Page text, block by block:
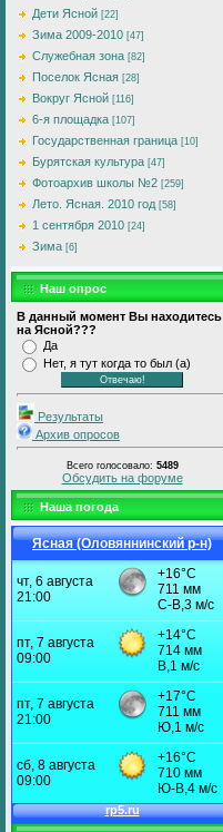
Дети Ясной [22]
Зима 2009-2010 [47]
Служебная зона [82]
Поселок Ясная [28]
Вокруг Ясной [116]
6-я площадка [107]
Государственная граница [10]
Бурятская культура [47]
Фотоархив школы №2 [259]
Лето. Ясная. 2010 год [58]
1 сентября 2010 [24]
Зима [6]
Наш опрос
В данный момент Вы находитесь
на Ясной???
Да
Нет, я тут когда то был (а)
Результаты
Архив опросов
Всего голосовало: 5489
Обсудить на форуме
Наша погода
Ясная (Оловяннинский р-н)